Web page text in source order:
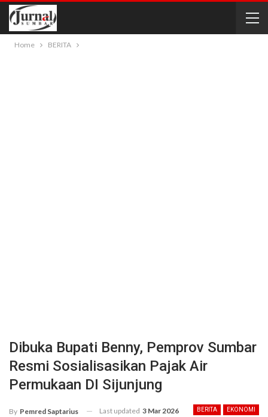
Home BERITA
Dibuka Bupati Benny, Pemprov Sumbar
Resmi Sosialisasikan Pajak Air
Permukaan DI Sijunjung
BERITA EKONOMI
By Pemred Saptarius Last updated 3 Mar 2026